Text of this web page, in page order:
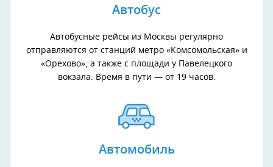
Автобус
Автобусные рейсы из Москвы регулярно
отправляются от станций метро «Комсомольская» и
«Орехово», а также с площади у Павелецкого
вокзала. Время в пути — от 19 часов.
Автомобиль